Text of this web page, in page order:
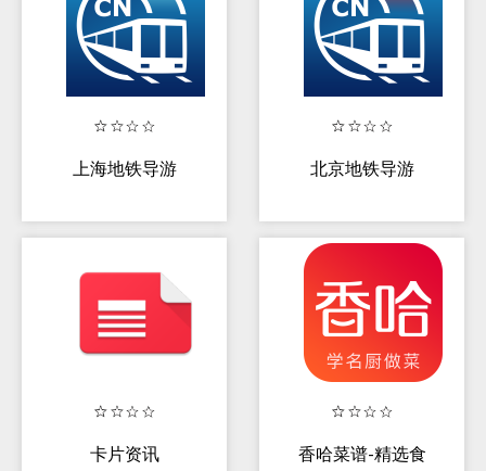
上海地铁导游 北京地铁导游
卡片资讯
香哈菜谱-精选食